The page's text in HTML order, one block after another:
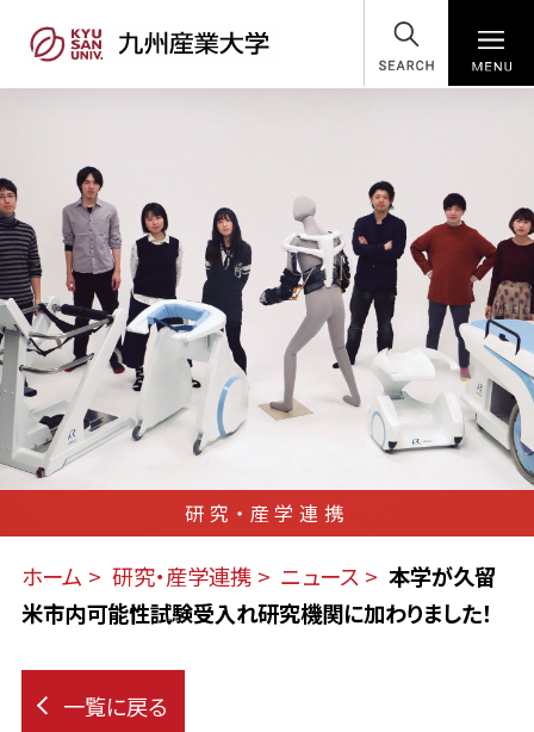
SEARCH
研究・産学連携
ホーム 研究・産学連携 ニュース
本学が久留
米市内可能性試験受入れ研究機関に加わりました！
一覧に戻る